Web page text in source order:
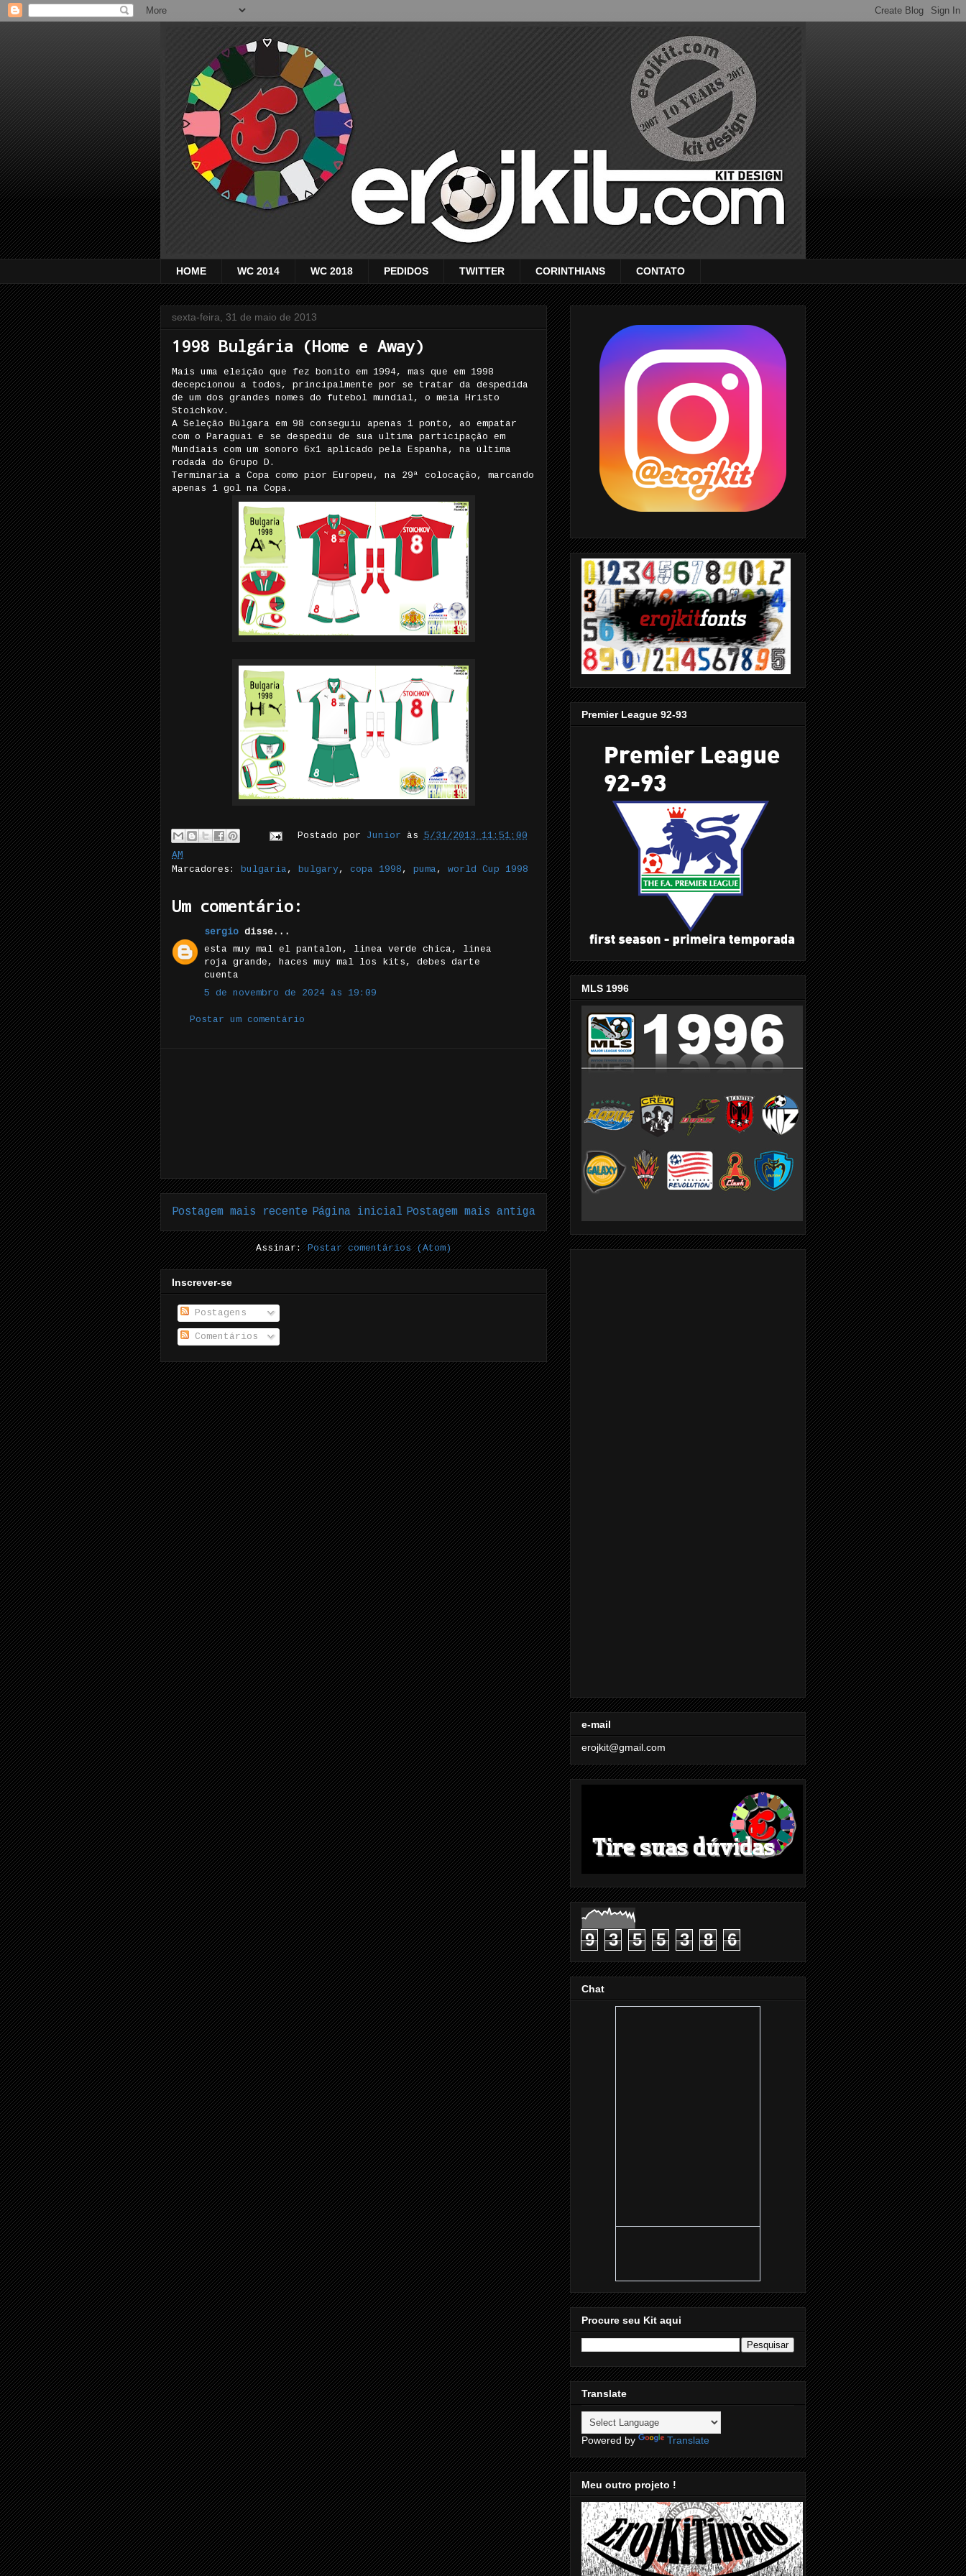
HOME WC 2014 WC 2018 PEDIDOS TWITTER CORINTHIANS CONTATO
sexta-feira, 31 de maio de 2013
1998 Bulgária (Home e Away)
Mais uma eleição que fez bonito em 1994, mas que em 1998
decepcionou a todos, principalmente por se tratar da despedida
de um dos grandes nomes do futebol mundial, o meia Hristo
Stoichkov.
A Seleção Búlgara em 98 conseguiu apenas 1 ponto, ao empatar
com o Paraguai e se despediu de sua ultima participação em
Mundiais com um sonoro 6x1 aplicado pela Espanha, na última
rodada do Grupo D.
Terminaria a Copa como pior Europeu, na 29ª colocação, marcando
apenas 1 gol na Copa.
Postado por Junior às 5/31/2013 11:51:00
AM
Marcadores:
bulgaria , bulgary, copa 1998 , puma , world Cup 1998
Um comentário:
sergio disse...
esta muy mal el pantalon, linea verde chica, linea
roja grande, haces muy mal los kits, debes darte
cuenta
5 de novembro de 2024 às 19:09
Postar um comentário
Postagem mais recente Postagem mais antiga
Página inicial
Assinar:Postar comentários (Atom)
Inscrever-se
Postagens
Comentários
Premier League 92-93
MLS 1996
e-mail
erojkit@gmail.com
9 3 5 5 3 8 6
Chat
Procure seu Kit aqui
Translate
Powered by Translate
Meu outro projeto !